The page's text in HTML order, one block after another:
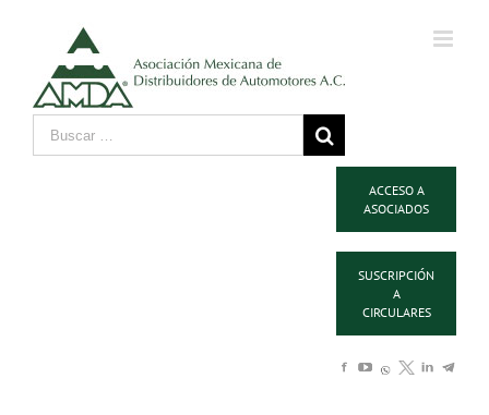
ACCESO A
ASOCIADOS
SUSCRIPCIÓN
A
CIRCULARES